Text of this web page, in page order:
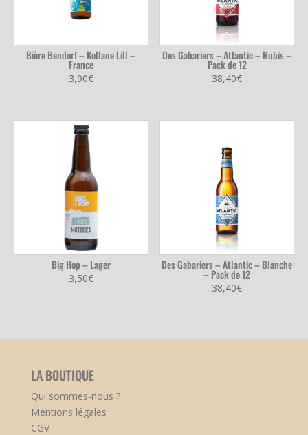
Bière Bendorf – Kollane Lill –
France
3,90€
Des Gabariers – Atlantic – Rubis –
Pack de 12
38,40€
Big Hop – Lager
3,50€
Des Gabariers – Atlantic – Blanche
– Pack de 12
38,40€
LA BOUTIQUE
Qui sommes-nous ?
Mentions légales
CGV